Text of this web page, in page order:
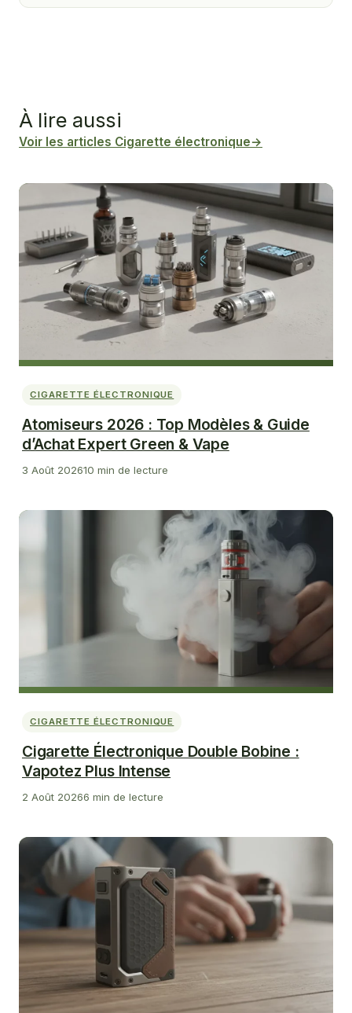
À lire aussi
Voir les articles Cigarette électronique→
CIGARETTE ÉLECTRONIQUE
Atomiseurs 2026 : Top Modèles & Guide
d’Achat Expert Green & Vape
3 Août 202610 min de lecture
CIGARETTE ÉLECTRONIQUE
Cigarette Électronique Double Bobine :
Vapotez Plus Intense
2 Août 20266 min de lecture